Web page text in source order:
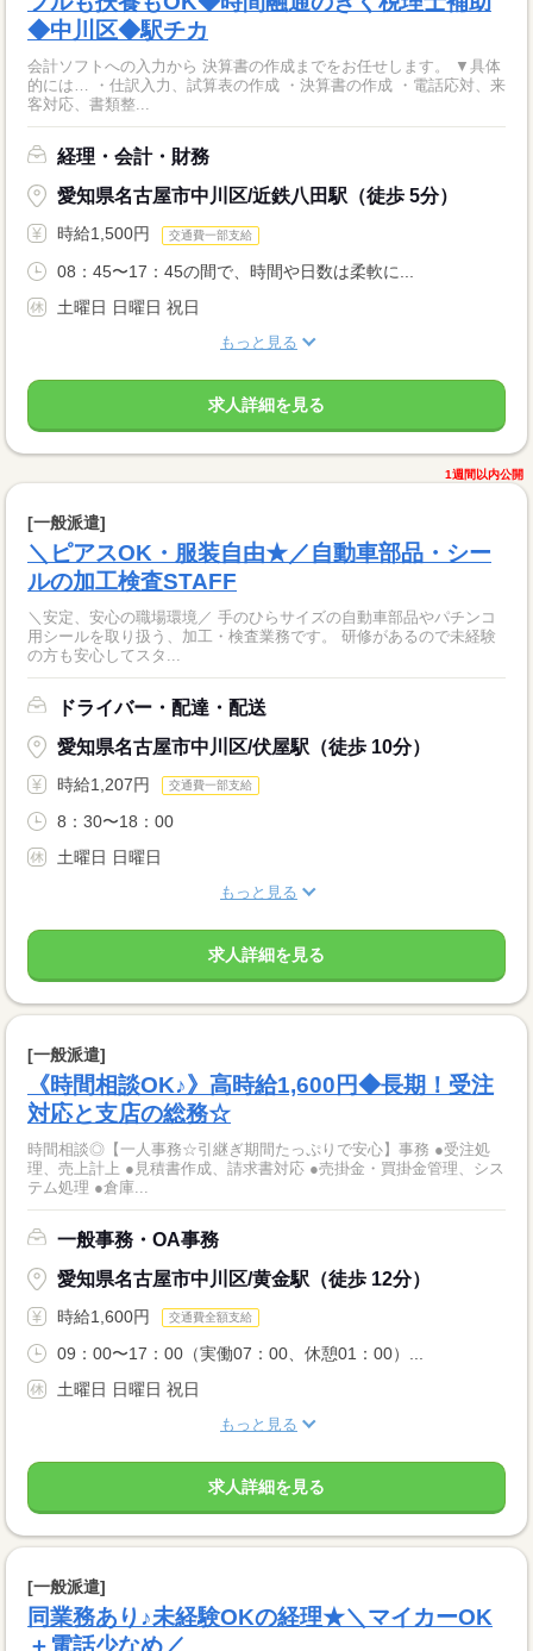
◆中川区◆駅チカ
会計ソフトへの入力から 決算書の作成までをお任せします。 ▼具体
的には… ・仕訳入力、試算表の作成 ・決算書の作成 ・電話応対、来
客対応、書類整...
経理・会計・財務
愛知県名古屋市中川区/近鉄八田駅（徒歩 5分）
時給1,500円 交通費一部支給
08：45〜17：45の間で、時間や日数は柔軟に...
土曜日 日曜日 祝日
もっと見る
求人詳細を見る
1週間以内公開
[一般派遣]
＼ピアスOK・服装自由★／自動車部品・シー
ルの加工検査STAFF
＼安定、安心の職場環境／ 手のひらサイズの自動車部品やパチンコ
用シールを取り扱う、加工・検査業務です。 研修があるので未経験
の方も安心してスタ...
ドライバー・配達・配送
愛知県名古屋市中川区/伏屋駅（徒歩 10分）
時給1,207円 交通費一部支給
8：30〜18：00
土曜日 日曜日
もっと見る
求人詳細を見る
[一般派遣]
《時間相談OK♪》高時給1,600円◆長期！受注
対応と支店の総務☆
時間相談◎【一人事務☆引継ぎ期間たっぷりで安心】事務 ●受注処
理、売上計上 ●見積書作成、請求書対応 ●売掛金・買掛金管理、シス
テム処理 ●倉庫...
一般事務・OA事務
愛知県名古屋市中川区/黄金駅（徒歩 12分）
時給1,600円 交通費全額支給
09：00〜17：00（実働07：00、休憩01：00）...
土曜日 日曜日 祝日
もっと見る
求人詳細を見る
[一般派遣]
同業務あり♪未経験OKの経理★＼マイカーOK
＋電話少なめ／